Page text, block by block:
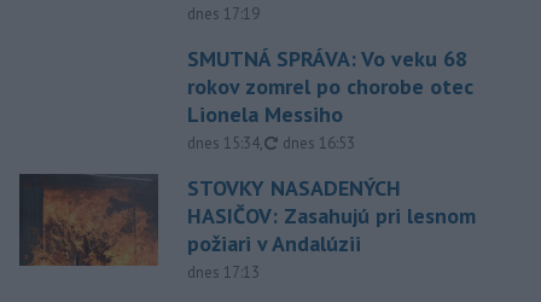
dnes 17:19
SMUTNÁ SPRÁVA: Vo veku 68
rokov zomrel po chorobe otec
Lionela Messiho
dnes 15:34, aktualizované
dnes 16:53
STOVKY NASADENÝCH
HASIČOV: Zasahujú pri lesnom
požiari v Andalúzii
dnes 17:13